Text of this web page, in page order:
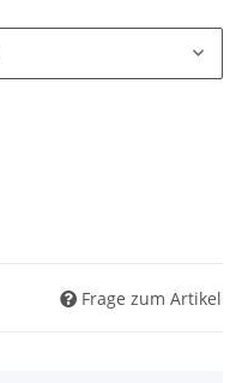
Frage zum Artikel